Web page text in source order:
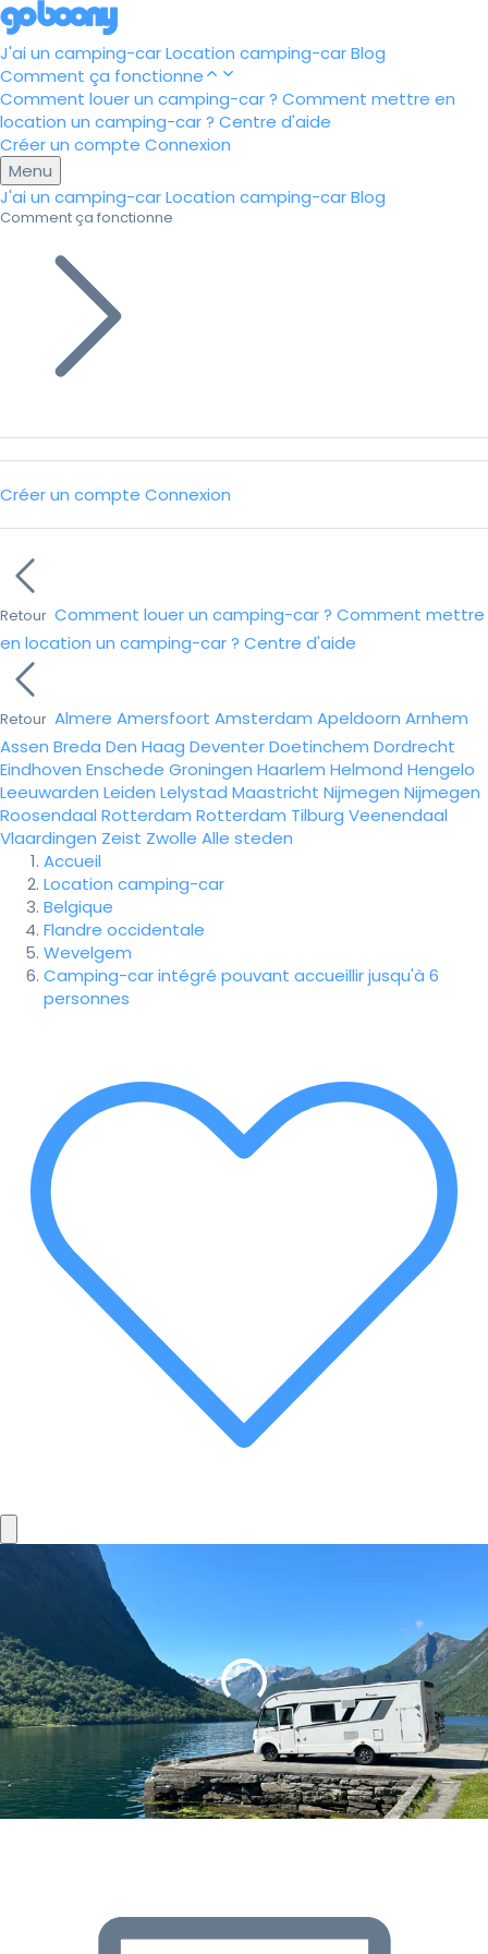
J'ai un camping-carLocation camping-carBlog
Comment ça fonctionne
Comment louer un camping-car ? Comment mettre en
location un camping-car ? Centre d'aide
Créer un compte Connexion
Menu
J'ai un camping-carLocation camping-carBlog
Comment ça fonctionne
Créer un compte Connexion
Retour Comment louer un camping-car ? Comment mettre
en location un camping-car ? Centre d'aide
Retour Almere Amersfoort Amsterdam Apeldoorn Arnhem
Assen Breda Den Haag DeventerDoetinchem Dordrecht
Eindhoven Enschede Groningen Haarlem Helmond Hengelo
Leeuwarden Leiden Lelystad Maastricht Nijmegen Nijmegen
Roosendaal Rotterdam Rotterdam Tilburg Veenendaal
Vlaardingen Zeist Zwolle Alle steden
Accueil
Location camping-car
Belgique
Flandre occidentale
Wevelgem
Camping-car intégré pouvant accueillir jusqu'à 6
personnes